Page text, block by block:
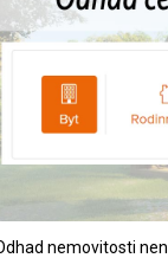
nemovitosti